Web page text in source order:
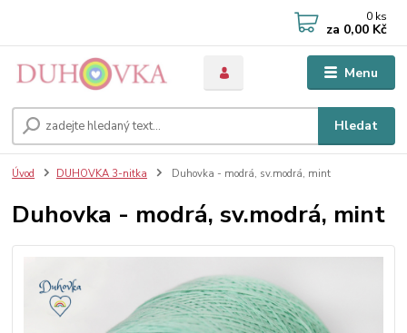
Menu
Hledat
0 ks
za 0,00 Kč
Úvod DUHOVKA 3-nitka Duhovka - modrá, sv.modrá, mint
Duhovka - modrá, sv.modrá, mint